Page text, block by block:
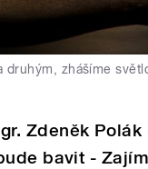
zhášíme
Zdeněk
bavit -